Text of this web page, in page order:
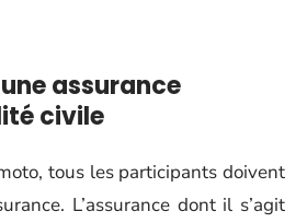
assurance
civile
tous les participants doivent
L’assurance dont il s’agit